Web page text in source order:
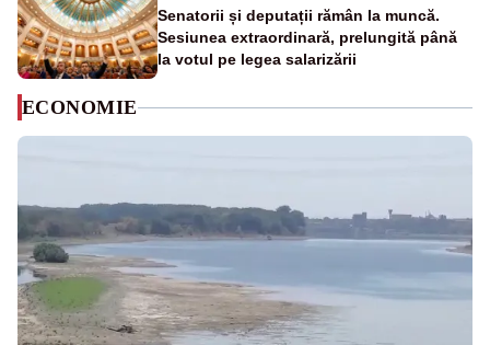
Senatorii și deputații rămân la muncă.
Sesiunea extraordinară, prelungită până
la votul pe legea salarizării
ECONOMIE